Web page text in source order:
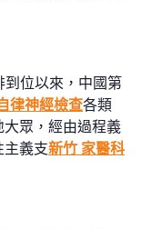
到位以來，中國第
律神經檢查各類
大眾，經由過程義
主義支新竹 家醫科